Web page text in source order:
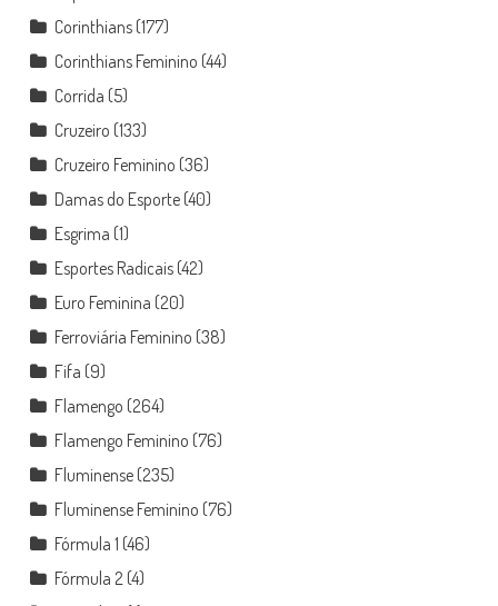
Corinthians(177)
Corinthians Feminino (44)
Corrida (5)
Cruzeiro (133)
Cruzeiro Feminino (36)
Damas do Esporte(40)
Esgrima (1)
Esportes Radicais(42)
Euro Feminina (20)
Ferroviária Feminino (38)
Fifa (9)
Flamengo (264)
Flamengo Feminino (76)
Fluminense(235)
Fluminense Feminino (76)
Fórmula 1 (46)
Fórmula 2(4)